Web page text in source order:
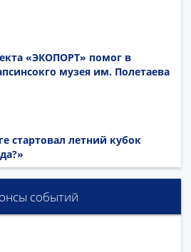
«ЭКОПОРТ» помог в
музея им. Полетаева
стартовал летний кубок
событий